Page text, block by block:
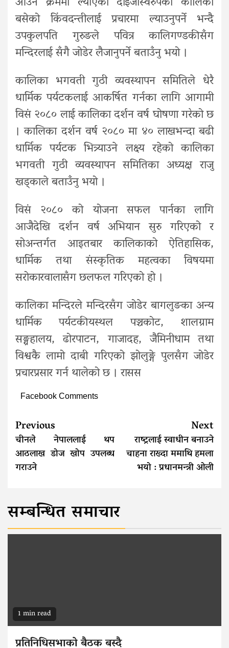
बसेको किंवदन्तीलाई प्रचारमा ल्याउनुपर्ने भन्दै
उपकुलपति गुरुङले पवित्र कालिगण्डकीसँग
मन्दिरलाई सँगै जोडेर लैजानुपर्ने बताउँनु भयो ।
कालिका भगवती गुठी व्यवस्थापन समितिले धेरै
धार्मिक पर्यटकलाई आकर्षित गर्नका लागि आगामी
विसं २०८० लाई कालिका दर्शन वर्ष घोषणा गरेको छ
। कालिका दर्शन वर्ष २०८० मा ४० लाखभन्दा बढी
धार्मिक पर्यटक भित्र्याउने लक्ष्य रहेको कालिका
भगवती गुठी व्यवस्थापन समितिका अध्यक्ष राजु
खड्काले बताउँनु भयो ।
विसं २०८० को योजना सफल पार्नका लागि
आजैदेखि दर्शन वर्ष अभियान सुरु गरिएको र
सोअन्तर्गत आइतबार कालिकाको ऐतिहासिक,
धार्मिक तथा संस्कृतिक महत्वका विषयमा
सरोकारवालासँग छलफल गरिएको हो ।
कालिका मन्दिरले मन्दिरसँग जोडेर बागलुङका अन्य
धार्मिक पर्यटकीयस्थल पञ्चकोट, शालग्राम
सङ्ग्रहालय, ढोरपाटन, गाजादह, जैमिनीधाम तथा
विश्वकै लामो दाबी गरिएको झोलुङ्गे पुलसँग जोडेर
प्रचारप्रसार गर्न थालेको छ । रासस
Facebook Comments
Continue
Reading
Previous
चीनले नेपाललाई थप
आठलाख डोज खोप उपलब्ध
गराउने
Next
राष्ट्रलाई स्वाधीन बनाउने
चाहना राख्दा ममाथि हमला
भयो : प्रधानमन्त्री ओली
सम्बन्धित समाचार
1 min read
प्रतिनिधिसभाको बैठक बस्दै